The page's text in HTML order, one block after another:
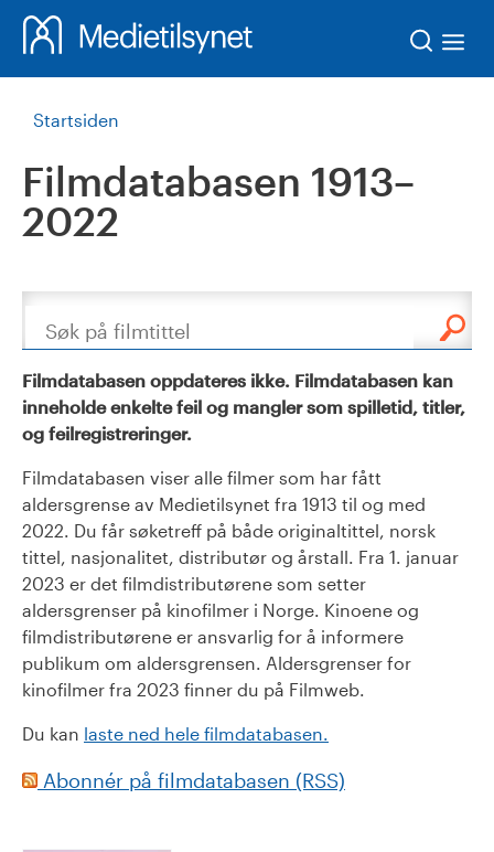
Startsiden
Filmdatabasen 1913–
2022
Søk
Filmdatabasen oppdateres ikke. Filmdatabasen kan
inneholde enkelte feil og mangler som spilletid, titler,
og feilregistreringer.
Filmdatabasen viser alle filmer som har fått
aldersgrense av Medietilsynet fra 1913 til og med
2022. Du får søketreff på både originaltittel, norsk
tittel, nasjonalitet, distributør og årstall. Fra 1. januar
2023 er det filmdistributørene som setter
aldersgrenser på kinofilmer i Norge. Kinoene og
filmdistributørene er ansvarlig for å informere
publikum om aldersgrensen. Aldersgrenser for
kinofilmer fra 2023 finner du på Filmweb.
Du kan laste ned hele filmdatabasen.
Abonnér på filmdatabasen (RSS)